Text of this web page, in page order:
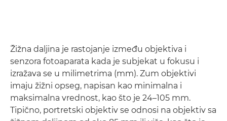
Žižna daljina je rastojanje između objektiva i
senzora fotoaparata kada je subjekat u fokusu i
izražava se u milimetrima (mm). Zum objektivi
imaju žižni opseg, napisan kao minimalna i
maksimalna vrednost, kao što je 24–105 mm.
Tipično, portretski objektiv se odnosi na objektiv sa